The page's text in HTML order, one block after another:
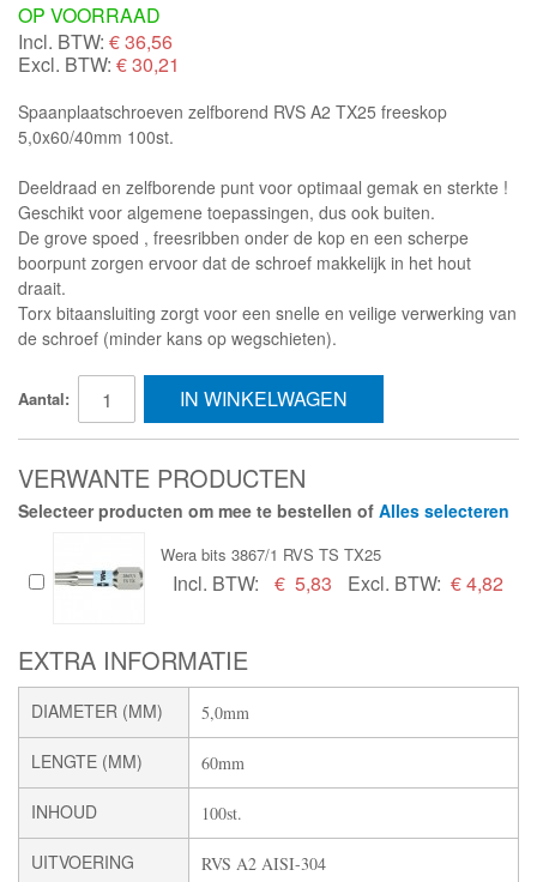
OP VOORRAAD
Incl. BTW: €36,56
Excl. BTW: € 30,21
Spaanplaatschroeven zelfborend RVS A2 TX25 freeskop
5,0x60/40mm 100st.
Deeldraad en zelfborende punt voor optimaal gemak en sterkte !
Geschikt voor algemene toepassingen, dus ook buiten.
De grove spoed , freesribben onder de kop en een scherpe
boorpunt zorgen ervoor dat de schroef makkelijk in het hout
draait.
Torx bitaansluiting zorgt voor een snelle en veilige verwerking van
de schroef (minder kans op wegschieten).
Aantal: IN WINKELWAGEN
VERWANTE PRODUCTEN
Selecteer producten om mee te bestellen of Alles selecteren
Wera bits 3867/1 RVS TS TX25
Incl. BTW: € 5,83 Excl. BTW: € 4,82
EXTRA INFORMATIE
DIAMETER (MM) 5,0mm
LENGTE (MM) 60mm
INHOUD 100st.
UITVOERING RVS A2 AISI-304